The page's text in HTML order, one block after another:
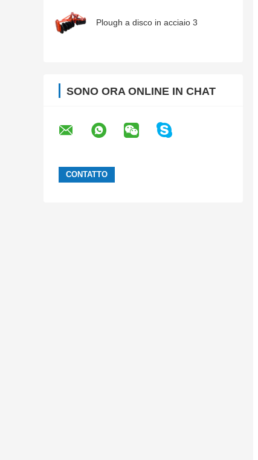
Plough a disco in acciaio 3
SONO ORA ONLINE IN CHAT